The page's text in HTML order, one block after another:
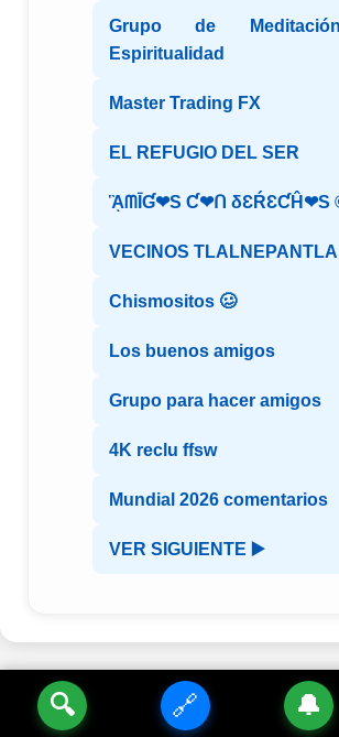
Grupo de
Espiritualidad
Master Trading FX
EL REFUGIO DEL SER
ᾋᗰĪƓ❤S Ƈ❤ᑎ δƐŔƐƇĤ❤S
VECINOS TLALNEPANTLA
Chismositos 🥴
Los buenos amigos
Grupo para hacer amigos
4K reclu ffsw
Mundial 2026 comentarios
VER SIGUIENTE ▶️
🔍 🔗 🔔